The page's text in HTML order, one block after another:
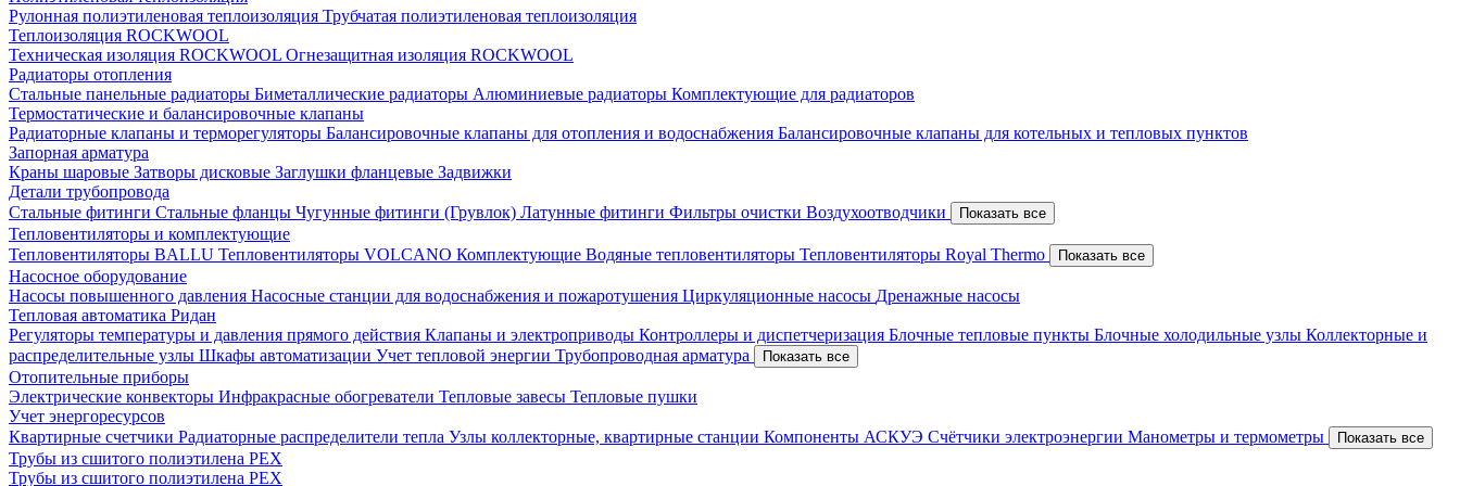
Рулонная полиэтиленовая теплоизоляция Трубчатая полиэтиленовая теплоизоляция
Теплоизоляция ROCKWOOL
Техническая изоляция ROCKWOOL Огнезащитная изоляция ROCKWOOL
Радиаторы отопления
Стальные панельные радиаторы Биметаллические радиаторы Алюминиевые радиаторы Комплектующие для радиаторов
Термостатические и балансировочные клапаны
Радиаторные клапаны и терморегуляторы Балансировочные клапаны для отопления и водоснабжения Балансировочные клапаны для котельных и тепловых пунктов
Запорная арматура
Краны шаровые Затворы дисковые Заглушки фланцевые Задвижки
Детали трубопровода
Стальные фитинги Стальные фланцы Чугунные фитинги (Грувлок) Латунные фитинги Фильтры очистки Воздухоотводчики Показать все
Тепловентиляторы и комплектующие
Тепловентиляторы BALLU Тепловентиляторы VOLCANO Комплектующие Водяные тепловентиляторы Тепловентиляторы Royal Thermo Показать все
Насосное оборудование
Насосы повышенного давления Насосные станции для водоснабжения и пожаротушения Циркуляционные насосы Дренажные насосы
Тепловая автоматика Ридан
Регуляторы температуры и давления прямого действия Клапаны и электроприводы Контроллеры и диспетчеризация Блочные тепловые пункты Блочные холодильные узлы Коллекторные и
распределительные узлы Шкафы автоматизации Учет тепловой энергии Трубопроводная арматура Показать все
Отопительные приборы
Электрические конвекторы Инфракрасные обогреватели Тепловые завесы Тепловые пушки
Учет энергоресурсов
Квартирные счетчики Радиаторные распределители тепла Узлы коллекторные, квартирные станции Компоненты АСКУЭ Счётчики электроэнергии Манометры и термометры Показать все
Трубы из сшитого полиэтилена PEX
Трубы из сшитого полиэтилена PEX